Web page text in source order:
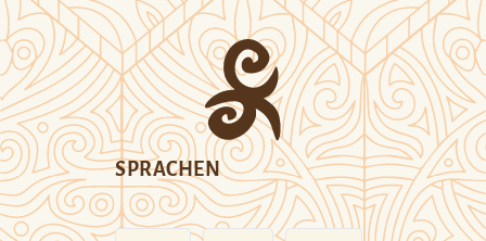
SPRACHEN